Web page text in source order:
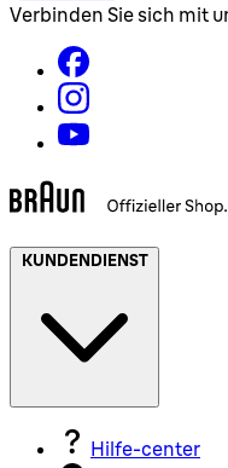
Verbinden Sie sich mit
KUNDENDIENST
Hilfe-center